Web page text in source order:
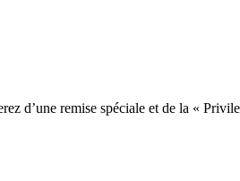
d’une remise spéciale et de la «